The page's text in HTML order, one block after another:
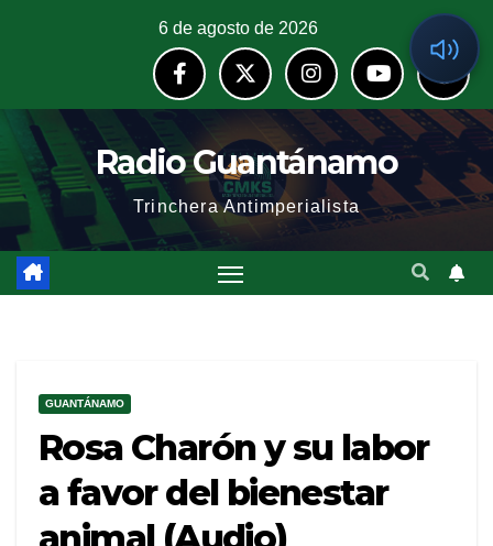
6 de agosto de 2026
Radio Guantánamo
Trinchera Antimperialista
GUANTÁNAMO
Rosa Charón y su labor
a favor del bienestar